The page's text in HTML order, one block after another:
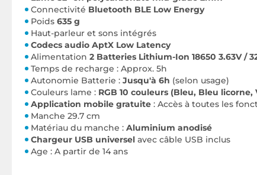
Connectivité Bluetooth BLE Low Energy
Poids 635 g
Haut-parleur et sons intégrés
Codecs audio AptX Low Latency
Alimentation 2 Batteries Lithium-Ion 18650 3.63V /
Temps de recharge : Approx. 5h
Autonomie Batterie : Jusqu'à 6h (selon usage)
Couleurs lame : RGB 10 couleurs (Bleu, Bleu
Application mobile gratuite : Accès à toutes les
Manche 29.7 cm
Matériau du manche : Aluminium anodisé
Chargeur USB universel avec câble USB inclus
Age : A partir de 14 ans